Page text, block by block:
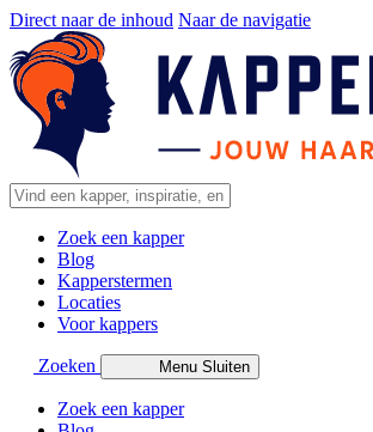
Direct naar de inhoud Naar de navigatie
Zoek een kapper
Blog
Kapperstermen
Locaties
Voor kappers
Zoeken Menu Sluiten
Zoek een kapper